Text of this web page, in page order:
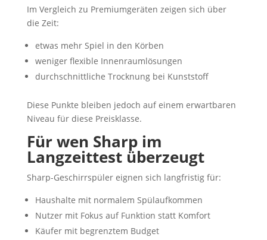
Im Vergleich zu Premiumgeräten zeigen sich über
die Zeit:
etwas mehr Spiel in den Körben
weniger flexible Innenraumlösungen
durchschnittliche Trocknung bei Kunststoff
Diese Punkte bleiben jedoch auf einem erwartbaren
Niveau für diese Preisklasse.
Für wen Sharp im
Langzeittest überzeugt
Sharp-Geschirrspüler eignen sich langfristig für:
Haushalte mit normalem Spülaufkommen
Nutzer mit Fokus auf Funktion statt Komfort
Käufer mit begrenztem Budget